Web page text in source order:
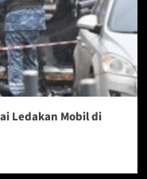
Ledakan Mobil di